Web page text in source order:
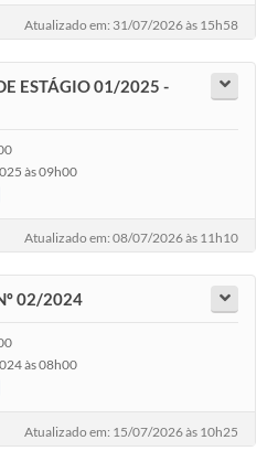
Atualizado em: 31/07/2026 às 15h58
ESTÁGIO 01/2025 -
às 09h00
Atualizado em: 08/07/2026 às 11h10
02/2024
às 08h00
Atualizado em: 15/07/2026 às 10h25